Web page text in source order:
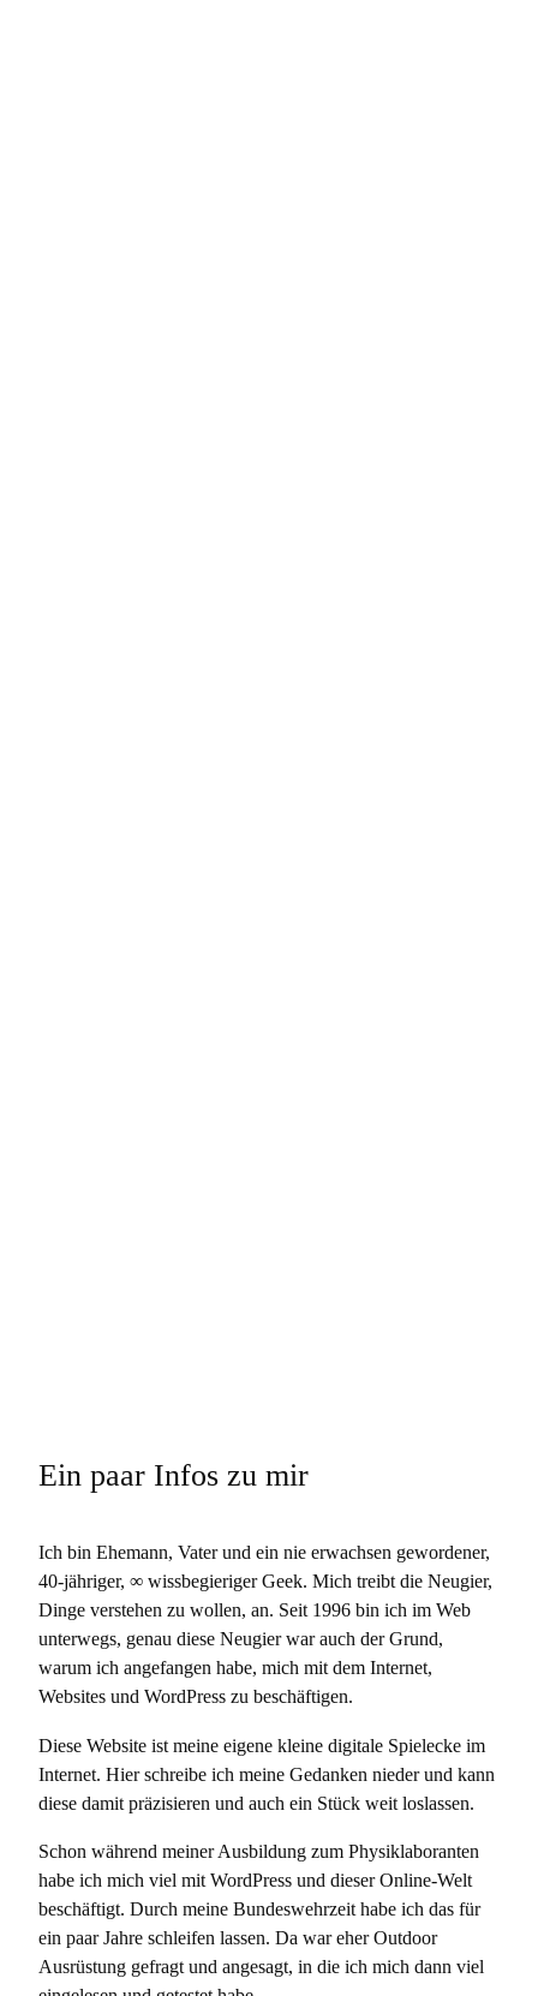
Ein paar Infos zu mir
Ich bin Ehemann, Vater und ein nie erwachsen gewordener,
40-jähriger, ∞ wissbegieriger Geek. Mich treibt die Neugier,
Dinge verstehen zu wollen, an. Seit 1996 bin ich im Web
unterwegs, genau diese Neugier war auch der Grund,
warum ich angefangen habe, mich mit dem Internet,
Websites und WordPress zu beschäftigen.
Diese Website ist meine eigene kleine digitale Spielecke im
Internet. Hier schreibe ich meine Gedanken nieder und kann
diese damit präzisieren und auch ein Stück weit loslassen.
Schon während meiner Ausbildung zum Physiklaboranten
habe ich mich viel mit WordPress und dieser Online-Welt
beschäftigt. Durch meine Bundeswehrzeit habe ich das für
ein paar Jahre schleifen lassen. Da war eher Outdoor
Ausrüstung gefragt und angesagt, in die ich mich dann viel